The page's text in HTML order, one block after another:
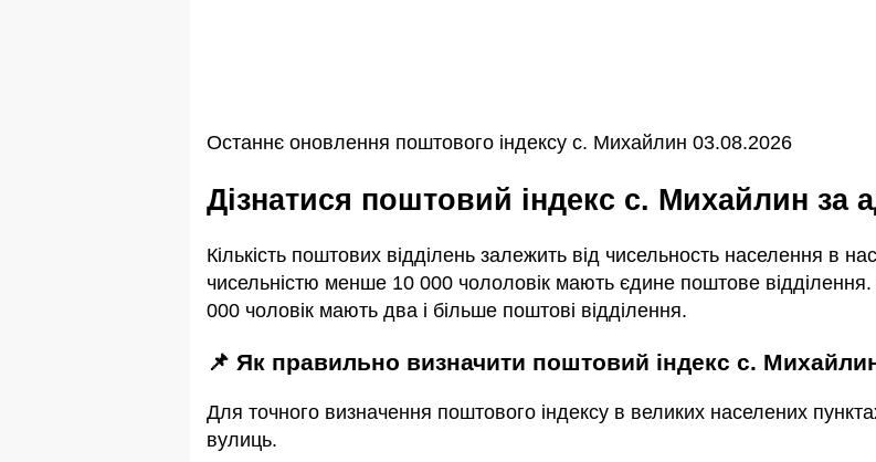
Останнє оновлення поштового індексу с. Михайлин 03.08.2026
Дізнатися поштовий індекс с. Михайлин за
Кількість поштових відділень залежить від чисельность населення в
чисельністю менше 10 000 чололовік мають єдине поштове
000 чоловік мають два і більше поштові відділення.
📌 Як правильно визначити поштовий індекс с.
Для точного визначення поштового індексу в великих населених
вулиць.